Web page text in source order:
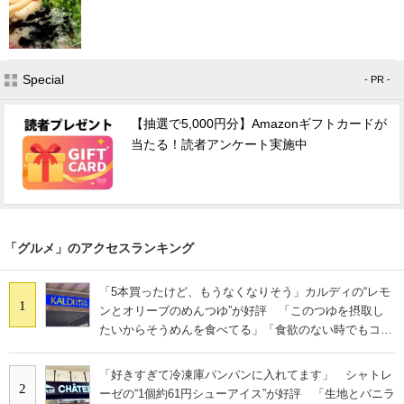
Special - PR -
【抽選で5,000円分】Amazonギフトカードが
当たる！読者アンケート実施中
「グルメ」のアクセスランキング
1
「5本買ったけど、もうなくなりそう」カルディの“レモ
ンとオリーブのめんつゆ”が好評 「このつゆを摂取し
たいからそうめんを食べてる」「食欲のない時でもコレ
2
「好きすぎて冷凍庫パンパンに入れてます」 シャトレ
ーゼの“1個約61円シューアイス”が好評 「生地とバニラ